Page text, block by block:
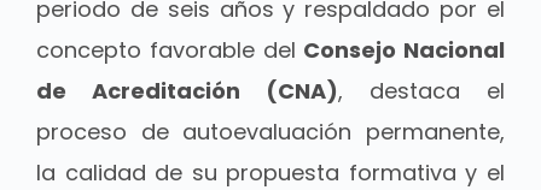
periodo de seis años y respaldado por el
concepto favorable del Consejo Nacional
de Acreditación (CNA), destaca el
proceso de autoevaluación permanente,
la calidad de su propuesta formativa y el